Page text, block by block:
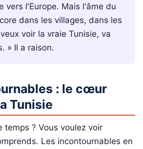
vers l'Europe. Mais l'âme du
dans les villages, dans les
voir la vraie Tunisie, va
» Il a raison.
: le cœur
Tunisie
temps ? Vous voulez voir
Les incontournables en